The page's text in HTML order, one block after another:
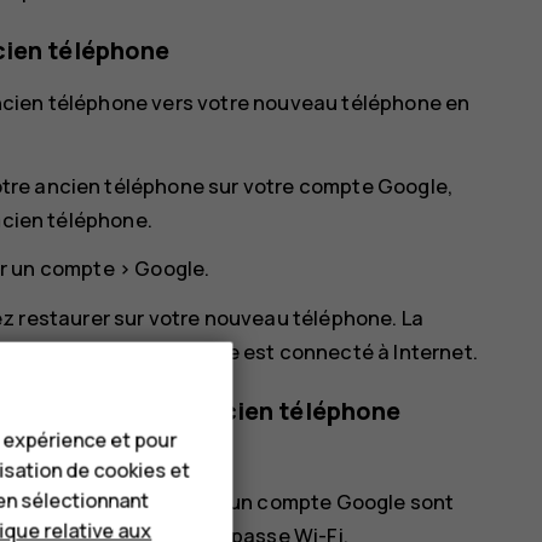
téléphone
téléphone vers votre nouveau téléphone en
ancien téléphone sur votre compte Google,
téléphone.
un compte> Google.
restaurer sur votre nouveau téléphone. La
fois que le téléphone est connecté à Internet.
partir de votre ancien téléphone
les sauvegardes vers un compte Google sont
et mots de passe Wi-Fi.
et pour
de cookies et
sélectionnant
relative aux